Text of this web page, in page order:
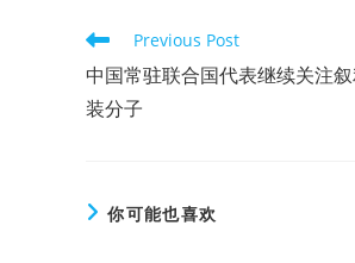
Read
more
articles
Previous Post
中国常驻联合国代表继续关注
装分子
你可能也喜欢